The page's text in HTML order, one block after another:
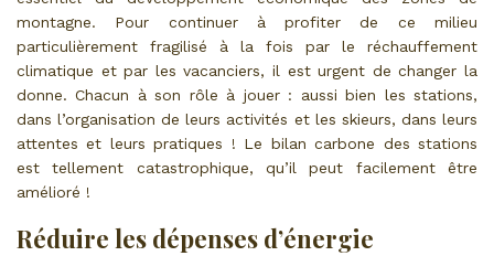
montagne. Pour continuer à profiter de ce milieu
particulièrement fragilisé à la fois par le réchauffement
climatique et par les vacanciers, il est urgent de changer la
donne. Chacun à son rôle à jouer : aussi bien les stations,
dans l’organisation de leurs activités et les skieurs, dans leurs
attentes et leurs pratiques ! Le bilan carbone des stations
est tellement catastrophique, qu’il peut facilement être
amélioré !
Réduire les dépenses d’énergie